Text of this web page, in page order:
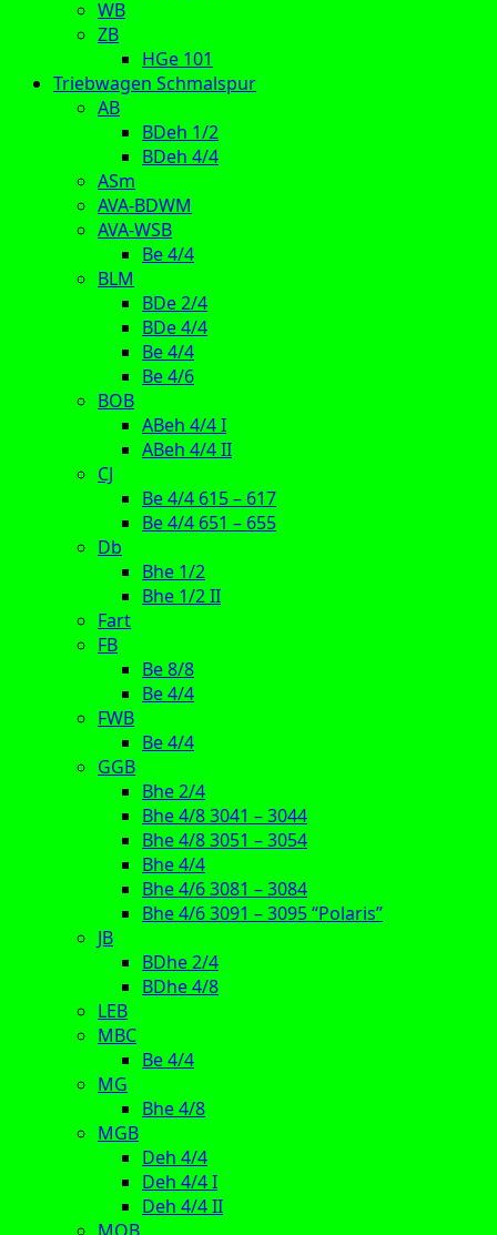
WB
ZB
HGe 101
Triebwagen Schmalspur
AB
BDeh 1/2
BDeh 4/4
ASm
AVA-BDWM
AVA-WSB
Be 4/4
BLM
BDe 2/4
BDe 4/4
Be 4/4
Be 4/6
BOB
ABeh 4/4 I
ABeh 4/4 II
CJ
Be 4/4 615 – 617
Be 4/4 651 – 655
Db
Bhe 1/2
Bhe 1/2 II
Fart
FB
Be 8/8
Be 4/4
FWB
Be 4/4
GGB
Bhe 2/4
Bhe 4/8 3041 – 3044
Bhe 4/8 3051 – 3054
Bhe 4/4
Bhe 4/6 3081 – 3084
Bhe 4/6 3091 – 3095 “Polaris”
JB
BDhe 2/4
BDhe 4/8
LEB
MBC
Be 4/4
MG
Bhe 4/8
MGB
Deh 4/4
Deh 4/4 I
Deh 4/4 II